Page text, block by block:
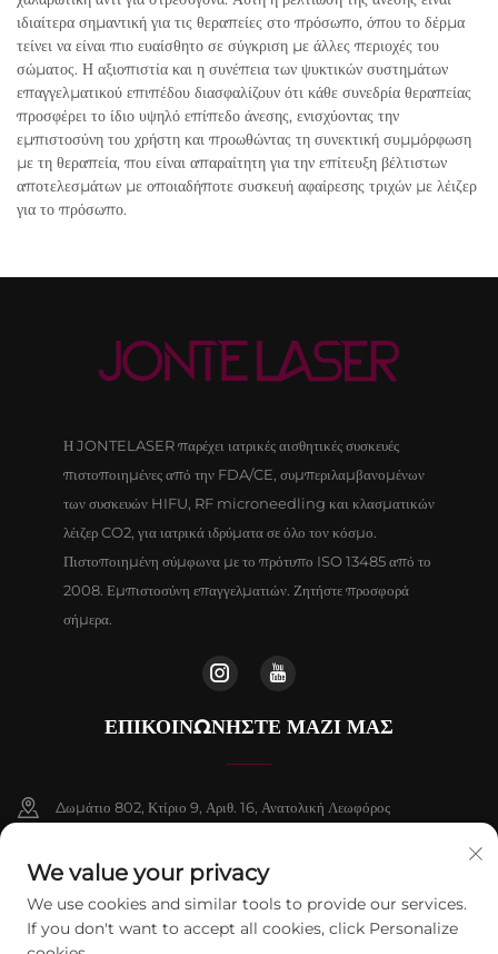
ιδιαίτερα σημαντική για τις θεραπείες στο πρόσωπο, όπου το δέρμα
τείνει να είναι πιο ευαίσθητο σε σύγκριση με άλλες περιοχές του
σώματος. Η αξιοπιστία και η συνέπεια των ψυκτικών συστημάτων
επαγγελματικού επιπέδου διασφαλίζουν ότι κάθε συνεδρία θεραπείας
προσφέρει το ίδιο υψηλό επίπεδο άνεσης, ενισχύοντας την
εμπιστοσύνη του χρήστη και προωθώντας τη συνεκτική συμμόρφωση
με τη θεραπεία, που είναι απαραίτητη για την επίτευξη βέλτιστων
αποτελεσμάτων με οποιαδήποτε συσκευή αφαίρεσης τριχών με λέιζερ
για το πρόσωπο.
Η JONTELASER παρέχει ιατρικές αισθητικές συσκευές
πιστοποιημένες από την FDA/CE, συμπεριλαμβανομένων
των συσκευών HIFU, RF microneedling και κλασματικών
λέιζερ CO2, για ιατρικά ιδρύματα σε όλο τον κόσμο.
Πιστοποιημένη σύμφωνα με το πρότυπο ISO 13485 από το
2008. Εμπιστοσύνη επαγγελματιών. Ζητήστε προσφορά
σήμερα.
ΕΠΙΚΟΙΝΩΝΉΣΤΕ ΜΑΖΊ ΜΑΣ
Δωμάτιο 802, Κτίριο 9, Αριθ. 16, Ανατολική Λεωφόρος
+86-13911459627
[email protected]
We value your privacy
We use cookies and similar tools to provide our services.
If you don't want to accept all cookies, click Personalize